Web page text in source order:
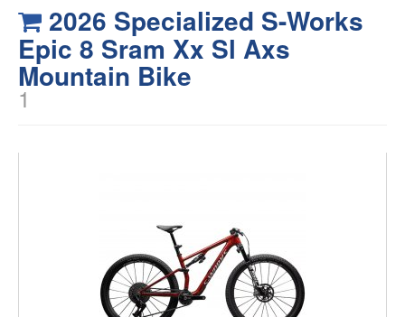
2026 Specialized S-Works
Epic 8 Sram Xx Sl Axs
Mountain Bike
1